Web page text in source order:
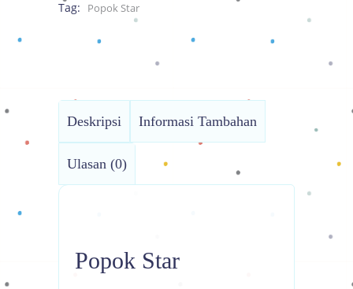
Tag: Popok Star
Deskripsi Informasi Tambahan
Ulasan (0)
Popok Star